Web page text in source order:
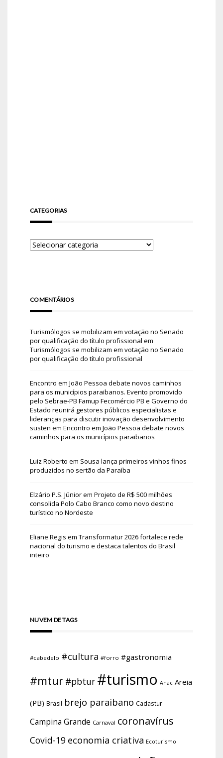
CATEGORIAS
COMENTÁRIOS
Turismólogos se mobilizam em votação no Senado
por qualificação do título profissional em
Turismólogos se mobilizam em votação no Senado
por qualificação do título profissional
Encontro em João Pessoa debate novos caminhos
para os municípios paraibanos. Evento promovido
pelo Sebrae-PB Famup Fecomércio PB e Governo do
Estado reunirá gestores públicos especialistas e
lideranças para discutir inovação desenvolvimento
susten em Encontro em João Pessoa debate novos
caminhos para os municípios paraibanos
Luiz Roberto em Sousa lança primeiros vinhos finos
produzidos no sertão da Paraíba
Elzário P.S. Júniorem Projeto de R$ 500 milhões
consolida Polo Cabo Branco como novo destino
turístico no Nordeste
Eliane Regis em Transformatur 2026 fortalece rede
nacional do turismo e destaca talentos do Brasil
inteiro
NUVEM DE TAGS
#cabedelo #cultura #forro #gastronomia
#mtur #pbtur #turismo Anac Areia
(PB) Brasil brejo paraibano Cadastur
Campina Grande Carnaval coronavírus
Covid-19 economia criativa Ecoturismo